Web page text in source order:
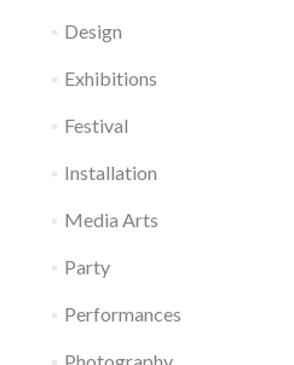
Design
Exhibitions
Festival
Installation
Media Arts
Party
Performances